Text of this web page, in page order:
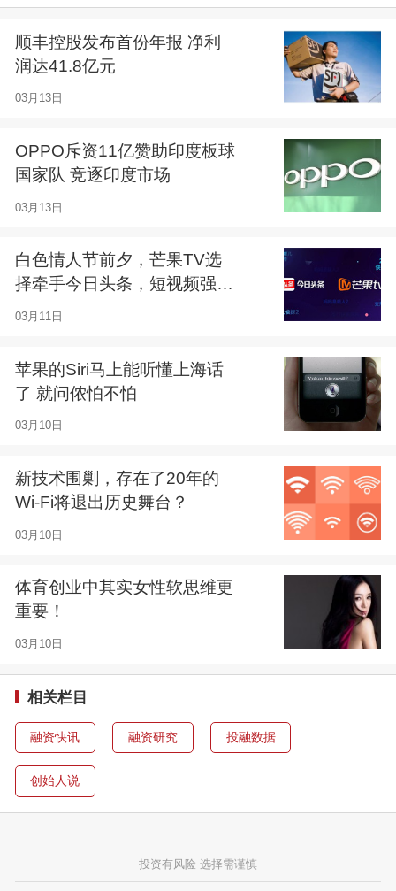
顺丰控股发布首份年报 净利
润达41.8亿元
03月13日
OPPO斥资11亿赞助印度板球
国家队 竞逐印度市场
03月13日
白色情人节前夕，芒果TV选
择牵手今日头条，短视频强势
入驻今日头条
03月11日
苹果的Siri马上能听懂上海话
了 就问侬怕不怕
03月10日
新技术围剿，存在了20年的
Wi-Fi将退出历史舞台？
03月10日
体育创业中其实女性软思维更
重要！
03月10日
相关栏目
融资快讯 融资研究 投融数据
创始人说
投资有风险 选择需谨慎